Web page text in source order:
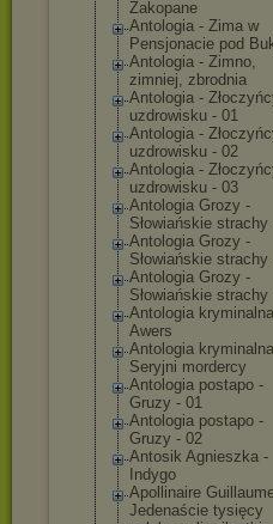
Zakopane
Antologia - Zima w
Pensjonacie pod
Antologia - Zimno,
zimniej, zbrodnia
Antologia -
uzdrowisku - 01
Antologia -
uzdrowisku - 02
Antologia -
uzdrowisku - 03
Antologia Grozy -
Słowiańskie strachy
Antologia Grozy -
Słowiańskie strachy
Antologia Grozy -
Słowiańskie strachy
Antologia
Awers
Antologia
Seryjni mordercy
Antologia postapo -
Gruzy - 01
Antologia postapo -
Gruzy - 02
Antosik Agnieszka -
Indygo
Apollinaire
Jedenaście tysięcy